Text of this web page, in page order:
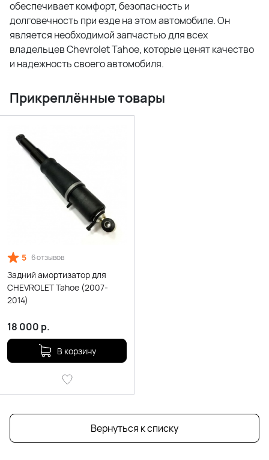
обеспечивает комфорт, безопасность и
долговечность при езде на этом автомобиле. Он
является необходимой запчастью для всех
владельцев Chevrolet Tahoe, которые ценят качество
и надежность своего автомобиля.
Прикреплённые товары
5 6 отзывов
Задний амортизатор для
CHEVROLET Tahoe (2007-
2014)
18 000 р.
В корзину
Вернуться к списку